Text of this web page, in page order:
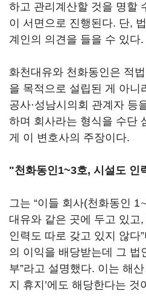
하고 관리계산할 것을 명할
이 서면으로 진행된다. 단,
계인의 의견을 들을 수 있다.
화천대유와 천화동인은 적
을 목적으로 설립된 게 아니
공사·성남시의회 관계자 등
하며 회사라는 형식을 수단
게 이 변호사의 주장이다.
"천화동인1~3호, 시설도 인
그는 “이들 회사(천화동인
대유와 같은 곳에 두고 있고
인력도 따로 갖고 있지 않다
의 이익을 배당받는데 그 법
부”라고 설명했다. 이는 해
지 휴지’에도 해당한다는 것